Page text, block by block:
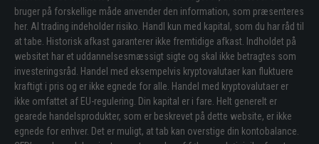
bruger på forskellige måde anvender den information, som præsenteres
her. Al trading indeholder risiko. Handl kun med kapital, som du har råd til
at tabe. Historisk afkast garanterer ikke fremtidige afkast. Indholdet på
websitet har et uddannelsesmæssigt sigte og skal ikke betragtes som
investeringsråd. Handel med eksempelvis kryptovalutaer kan fluktuere
kraftigt i pris og er ikke egnede for alle. Handel med kryptovalutaer er
ikke omfattet af EU-regulering. Din kapital er i fare. Helt generelt er
gearede handelsprodukter, som er beskrevet på dette website, er ikke
egnede for enhver. Det er muligt, at tab kan overstige din kontobalance.